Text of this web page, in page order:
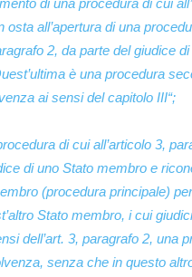
di una procedura di cui
osta all’apertura di una
2, da parte del giudice
è una procedura
ai sensi del capitolo III“;
di cui all’articolo 3,
di uno Stato membro e
(procedura principale)
Stato membro, i cui
dell’art. 3, paragrafo 2, una
senza che in questo